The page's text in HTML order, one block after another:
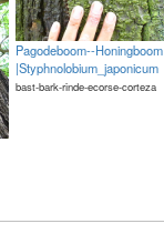
Pagodeboom--Honingboom
|Styphnolobium_japonicum
bast-bark-rinde-ecorse-corteza